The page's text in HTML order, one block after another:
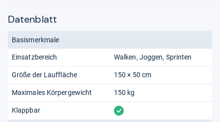
Funktionen wie eine 7-farbige LED-Beleuchtung, die auf
durch induktive Technologie und ein stylischer
Getränkehalter erhöhen den Komfort während des
Trainings. Das Laufband ist klappbar und mit
Transportrollen ausgestattet, was die Aufbewahrung
und den Transport erleichtert. Für die Nutzung von Apps
und Online-Trainingsprogrammen verfügt das Gerät
über Bluetooth und WLAN. Die maximale Belastbarkeit
Datenblatt
Basismerkmale
Einsatzbereich Walken Joggen Sprinten
Größe der Lauffläche 150 × 50 cm
Maximales Körpergewicht 150 kg
Klappbar vorhanden